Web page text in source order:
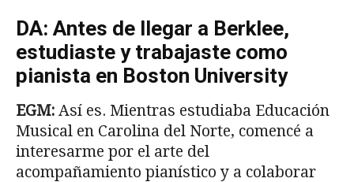
DA: Antes de llegar a Berklee,
estudiaste y trabajaste como
pianista en Boston University
EGM: Así es. Mientras estudiaba Educación
Musical en Carolina del Norte, comencé a
interesarme por el arte del
acompañamiento pianístico y a colaborar